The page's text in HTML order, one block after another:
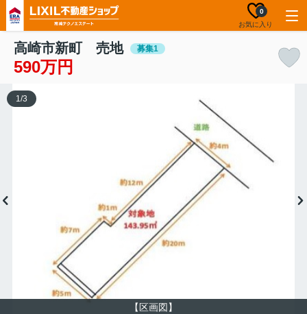
お気に入り
0
高崎市新町 売地 募集1
590万円
【区画図】
1/3